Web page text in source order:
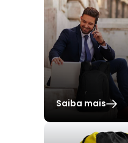
Saiba mais